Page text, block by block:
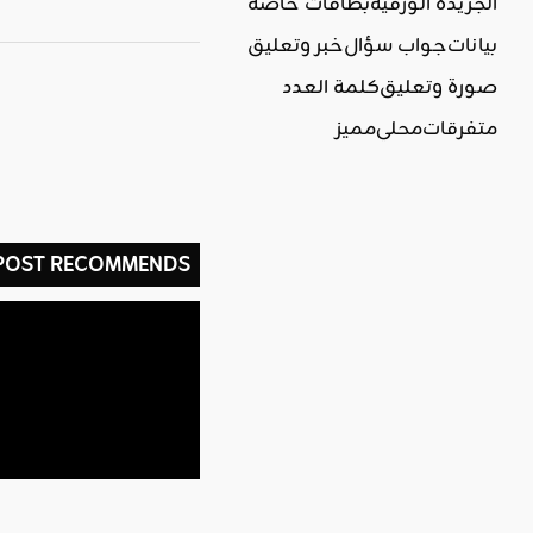
RECOMMENDS
بياناتجواب سؤالخبر وتعليق
صورة وتعليقكلمة العدد
متفرقاتمحليمميز